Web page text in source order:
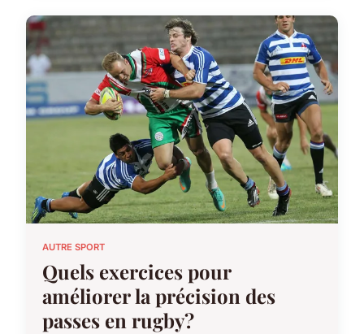
AUTRE SPORT
Quels exercices pour
améliorer la précision des
passes en rugby?